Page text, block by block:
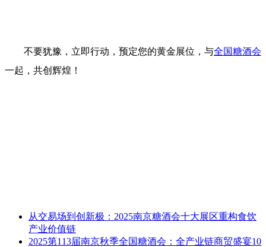
不要犹豫，立即行动，预定您的黄金展位，与全国糖酒会
一起，共创辉煌！
从交易场到创新极​​：2025南京糖酒会十大展区重构食饮
产业价值链
2025第113届南京秋季全国糖酒会：全产业链商贸盛宴10